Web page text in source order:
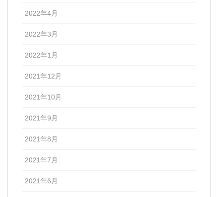
2022年4月
2022年3月
2022年1月
2021年12月
2021年10月
2021年9月
2021年8月
2021年7月
2021年6月